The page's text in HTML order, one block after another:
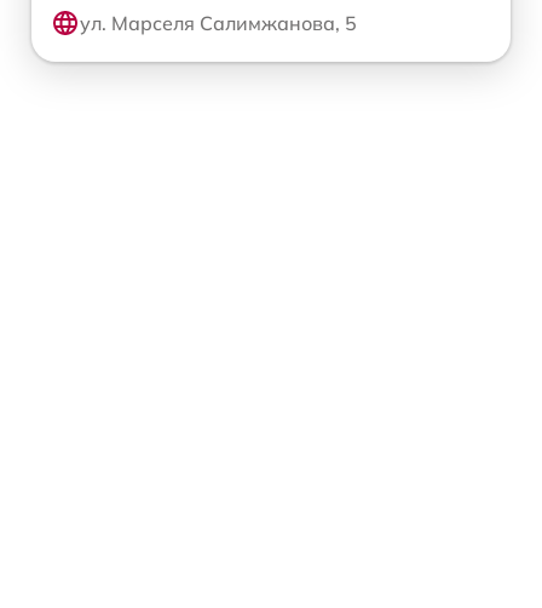
ул. Марселя Салимжанова, 5